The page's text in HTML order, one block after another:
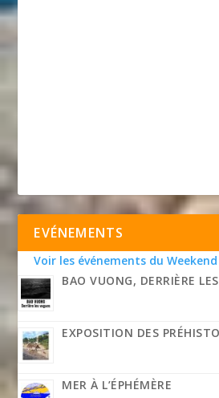
EVÉNEMENTS
Voir les événements du Weekend
BAO VUONG, DERRIÈRE
EXPOSITION DES
MER À L’ÉPHÉMÈRE